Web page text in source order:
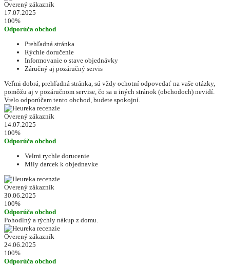
Overený zákazník
17.07.2025
100%
Odporúča obchod
Prehľadná stránka
Rýchle doručenie
Informovanie o stave objednávky
Záručný aj pozáručný servis
Veľmi dobrá, prehľadná stránka, sú vždy ochotní odpovedať na vaše otázky,
pomôžu aj v pozáručnom servise, čo sa u iných stránok (obchodoch) nevidí.
Vrelo odporúčam tento obchod, budete spokojní.
Overený zákazník
14.07.2025
100%
Odporúča obchod
Velmi rychle dorucenie
Mily darcek k objednavke
Overený zákazník
30.06.2025
100%
Odporúča obchod
Pohodlný a rýchly nákup z domu.
Overený zákazník
24.06.2025
100%
Odporúča obchod